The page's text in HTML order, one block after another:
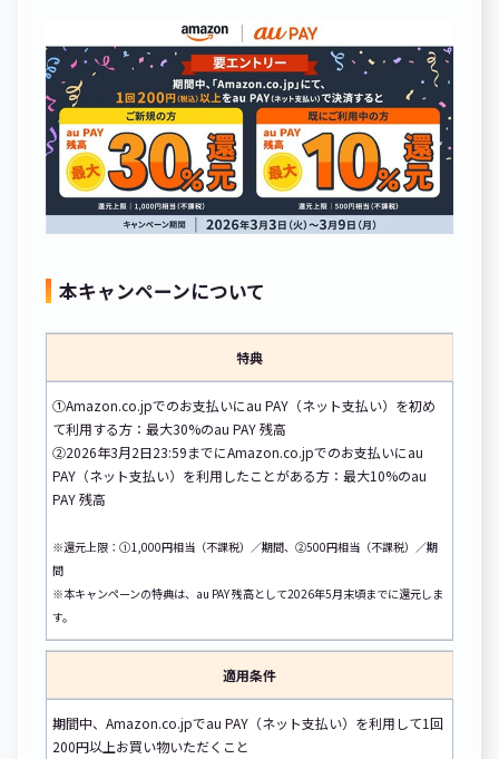
本キャンペーンについて
特典
①Amazon.co.jpでのお支払いにau PAY（ネット支払い）を初め
て利用する方：最大30%のau PAY 残高
②2026年3月2日23:59までにAmazon.co.jpでのお支払いにau
PAY（ネット支払い）を利用したことがある方：最大10%のau
PAY 残高
※還元上限：①1,000円相当（不課税）／期間、②500円相当（不課税）／期
間
※本キャンペーンの特典は、au PAY 残高として2026年5月末頃までに還元しま
す。
適用条件
期間中、Amazon.co.jpでau PAY（ネット支払い）を利用して1回
200円以上お買い物いただくこと